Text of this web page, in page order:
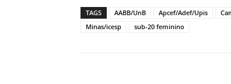
TAGS AABB/UnB Apcef/Adef/Upis
Minas/icesp
sub-20 feminino